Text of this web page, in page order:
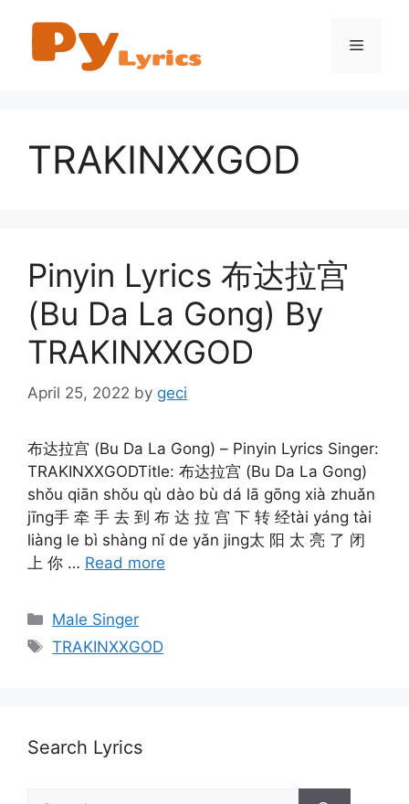
content
Menu
TRAKINXXGOD
Pinyin Lyrics 布达拉宫
(Bu Da La Gong) By
TRAKINXXGOD
April 25, 2022 by geci
布达拉宫 (Bu Da La Gong) – Pinyin Lyrics Singer:
TRAKINXXGODTitle: 布达拉宫 (Bu Da La Gong)
shǒu qiān shǒu qù dào bù dá lā gōng xià zhuǎn
jīng手 牵 手 去 到 布 达 拉 宫 下 转 经tài yáng tài
liàng le bì shàng nǐ de yǎn jing太 阳 太 亮 了 闭
上 你 … Read more
Categories
Male Singer
Tags
TRAKINXXGOD
Search Lyrics